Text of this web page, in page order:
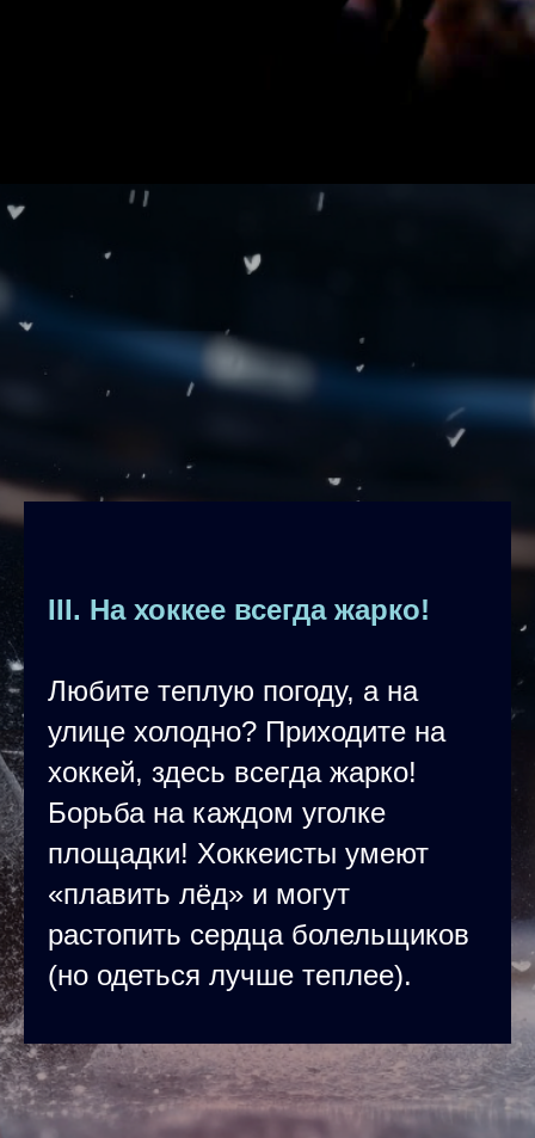
III. На хоккее всегда жарко!
Любите теплую погоду, а на
улице холодно? Приходите на
хоккей, здесь всегда жарко!
Борьба на каждом уголке
площадки! Хоккеисты умеют
«плавить лёд» и могут
растопить сердца болельщиков
(но одеться лучше теплее).